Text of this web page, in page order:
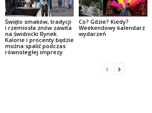
Święto smaków, tradycji
i rzemiosła znów zawita
na świdnicki Rynek.
Kalorie i procenty będzie
można spalić podczas
równoległej imprezy
Co? Gdzie? Kiedy?
Weekendowy kalendarz
wydarzeń